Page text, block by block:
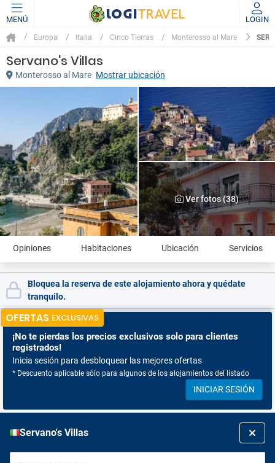
MENÚ LOGIN
Europa Italia Cinco Tierras Monterosso al Mare
Servano's Villas
Monterosso al Mare Mostrar ubicación
Ver fotos (38)
Opiniones Habitaciones Ubicación Servicios
Bloquea la reserva de este alojamiento ahora y quédate
tranquilo.
OFERTAS EXCLUSIVAS
¡No te pierdas los precios exclusivos solo para clientes
registrados!
Inicia sesión para desbloquear las mejores ofertas
* Descuento aplicable sólo para algunos de los alojamientos del listado
INICIAR SESIÓN
Servano's Villas